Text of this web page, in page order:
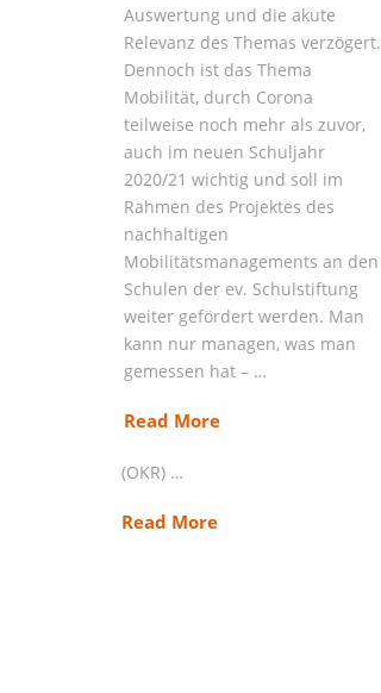
Aktueller Stand zum Radleasing
Das Leasing eines Jobrads ist
aktuell in vielen Kollegien
Thema. Hintergrund ist der
Beschluss des Landes Baden-
Württemberg, als erstes
Bundesland ein Jobbike-Modell
für Beamte des Landes
einzuführen. Nach
Verzögerungen wird die
Einführung für Beamte im
Öffentlichen Dienst aktuell auf
den 20. Oktober 2020
terminiert. Im Sinne der
Beschäftigten haben sich
(OKR) …
Read More
Auswertung und die akute
Relevanz des Themas verzögert.
Dennoch ist das Thema
Mobilität, durch Corona
teilweise noch mehr als zuvor,
auch im neuen Schuljahr
2020/21 wichtig und soll im
Rahmen des Projektes des
nachhaltigen
Mobilitätsmanagements an den
Schulen der ev. Schulstiftung
weiter gefördert werden. Man
kann nur managen, was man
gemessen hat – …
Read More